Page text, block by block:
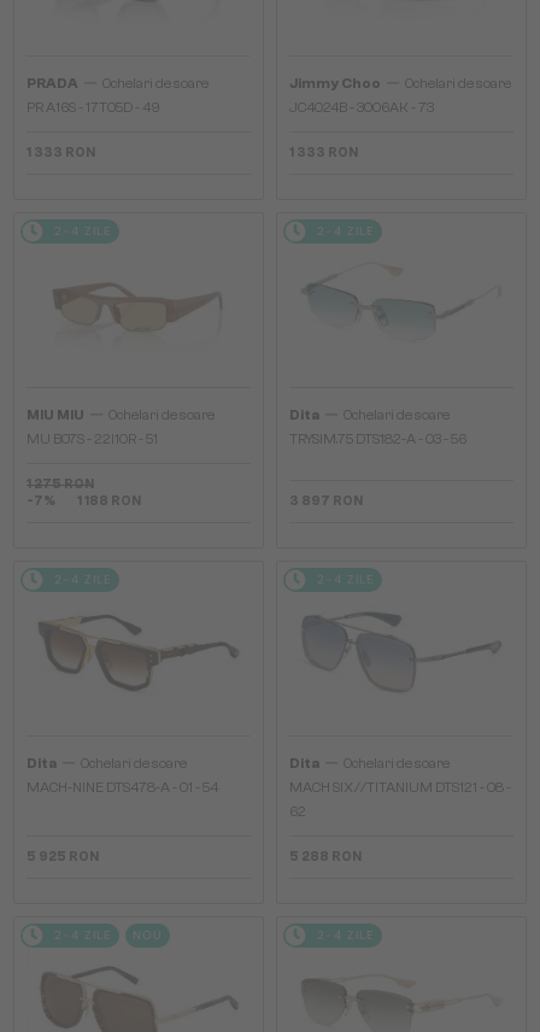
PRADA
Ochelari de soare
PR A16S - 17T05D - 49
1 333 RON
Jimmy Choo
Ochelari de soare
JC4024B - 3006AK - 73
1 333 RON
2-4 ZILE
MIU MIU
Ochelari de soare
MU B07S - 22I10R - 51
1 275 RON
-7%
1 188 RON
2-4 ZILE
Dita
Ochelari de soare
TRYSIM.75 DTS182-A - 03 - 56
3 897 RON
2-4 ZILE
Dita
Ochelari de soare
MACH-NINE DTS478-A - 01 - 54
5 925 RON
2-4 ZILE
Dita
Ochelari de soare
MACH SIX//TITANIUM DTS121 - 08 -
62
5 288 RON
2-4 ZILE NOU 2-4 ZILE